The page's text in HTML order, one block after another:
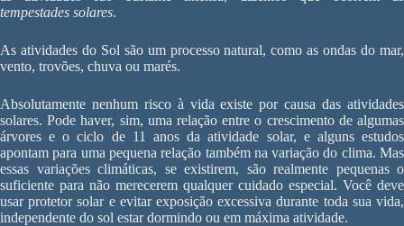
tempestades solares.
As atividades do Sol são um processo natural, como as ondas do mar,
vento, trovões, chuva ou marés.
Absolutamente nenhum risco à vida existe por causa das atividades
solares. Pode haver, sim, uma relação entre o crescimento de algumas
árvores e o ciclo de 11 anos da atividade solar, e alguns estudos
apontam para uma pequena relação também na variação do clima. Mas
essas variações climáticas, se existirem, são realmente pequenas o
suficiente para não merecerem qualquer cuidado especial. Você deve
usar protetor solar e evitar exposição excessiva durante toda sua vida,
independente do sol estar dormindo ou em máxima atividade.